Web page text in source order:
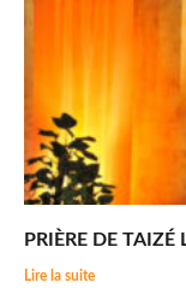
PRIÈRE DE TAIZÉ
Lire la suite